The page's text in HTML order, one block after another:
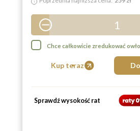
i
1
2
3
4
6
Chce całkowicie zredukować
Kup teraz
Sprawdź wysokość rat